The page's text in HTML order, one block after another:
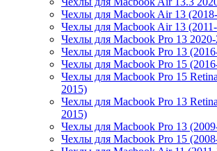
Чехлы для Macbook Air 13
Чехлы для Macbook Air 13
Чехлы для Macbook Pro 13 2020-
Чехлы для Macbook Pro 13
Чехлы для Macbook Pro 15
Чехлы для Macbook Pro 15
2015)
Чехлы для Macbook Pro 13
2015)
Чехлы для Macbook Pro 13
Чехлы для Macbook Pro 15